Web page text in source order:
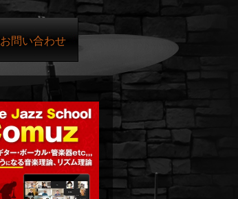
お問い合わせ